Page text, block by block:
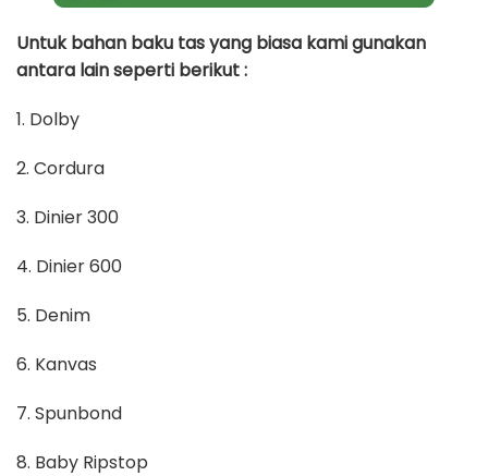
Untuk bahan baku tas yang biasa kami gunakan
antara lain seperti berikut :
1. Dolby
2. Cordura
3. Dinier 300
4. Dinier 600
5. Denim
6. Kanvas
7. Spunbond
8. Baby Ripstop